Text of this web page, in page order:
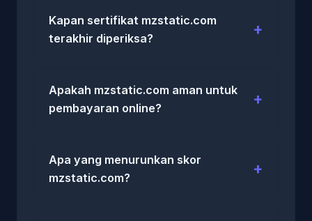
Kapan sertifikat mzstatic.com
terakhir diperiksa?
Apakah mzstatic.com aman untuk
pembayaran online?
Apa yang menurunkan skor
mzstatic.com?